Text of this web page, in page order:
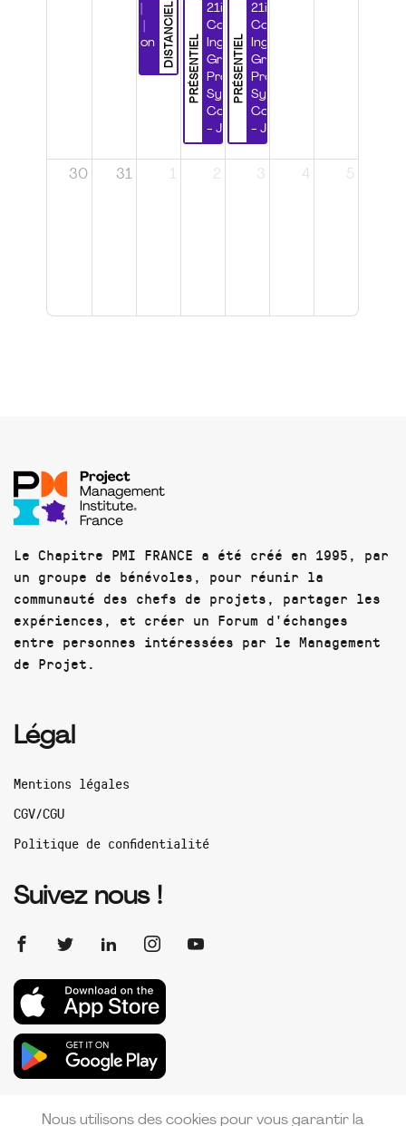
DISTANCIEL
Certification
PRÉSENTIEL
21ième
Congrès
Ingénierie
Grands
Projets et
Systèmes
Complexes
- Jour 1
PRÉSENTIEL
21ième
Congrès
Ingénierie
Grands
Projets et
Systèmes
Complexes
- Jour 2
30 31 1 2 3 4 5
Le Chapitre PMI FRANCE a été créé en 1995, par
un groupe de bénévoles, pour réunir la
communauté des chefs de projets, partager les
expériences, et créer un Forum d'échanges
entre personnes intéressées par le Management
de Projet.
Légal
Mentions légales
CGV/CGU
Politique de confidentialité
Suivez nous !
Nous utilisons des cookies pour vous garantir la